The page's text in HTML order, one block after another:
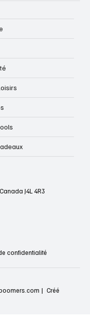
J4L 4R3
confidentialité
| Créé